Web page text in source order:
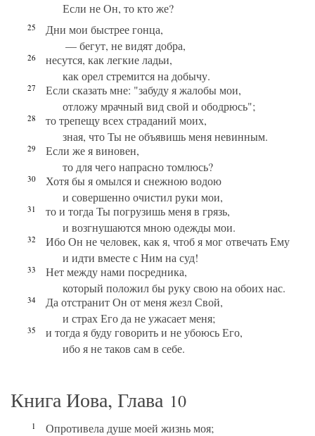
Если не Он, то кто же?
25
Дни мои быстрее гонца,
— бегут, не видят добра,
26
несутся, как легкие ладьи,
как орел стремится на добычу.
27
Если сказать мне: "забуду я жалобы мои,
отложу мрачный вид свой и ободрюсь";
28
то трепещу всех страданий моих,
зная, что Ты не объявишь меня невинным.
29
Если же я виновен,
то для чего напрасно томлюсь?
30
Хотя бы я омылся и снежною водою
и совершенно очистил руки мои,
31
то и тогда Ты погрузишь меня в грязь,
и возгнушаются мною одежды мои.
32
Ибо Он не человек, как я, чтоб я мог отвечать Ему
и идти вместе с Ним на суд!
33
Нет между нами посредника,
который положил бы руку свою на обоих нас.
34
Да отстранит Он от меня жезл Свой,
и страх Его да не ужасает меня;
35
и тогда я буду говорить и не убоюсь Его,
ибо я не таков сам в себе.
Книга Иова, Глава 10
1
Опротивела душе моей жизнь моя;